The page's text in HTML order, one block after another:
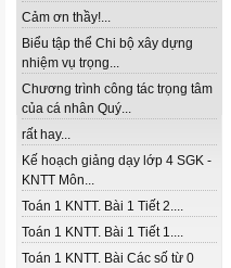
Cảm ơn thầy!...
Biểu tập thể Chi bộ xây dựng
nhiệm vụ trọng...
Chương trình công tác trọng tâm
của cá nhân Quý...
rất hay...
Kế hoạch giảng dạy lớp 4 SGK -
KNTT Môn...
Toán 1 KNTT. Bài 1 Tiết 2....
Toán 1 KNTT. Bài 1 Tiết 1....
Toán 1 KNTT. Bài Các số từ 0